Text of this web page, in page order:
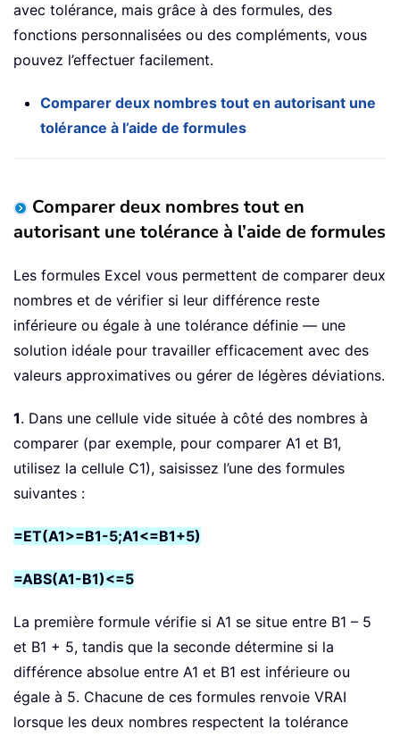
avec tolérance, mais grâce à des formules, des
fonctions personnalisées ou des compléments, vous
pouvez l’effectuer facilement.
Comparer deux nombres tout en autorisant une
tolérance à l’aide de formules
Comparer deux nombres tout en
autorisant une tolérance à l’aide de formules
Les formules Excel vous permettent de comparer deux
nombres et de vérifier si leur différence reste
inférieure ou égale à une tolérance définie — une
solution idéale pour travailler efficacement avec des
valeurs approximatives ou gérer de légères déviations.
1. Dans une cellule vide située à côté des nombres à
comparer (par exemple, pour comparer A1 et B1,
utilisez la cellule C1), saisissez l’une des formules
suivantes :
=ET(A1>=B1-5;A1<=B1+5)
=ABS(A1-B1)<=5
La première formule vérifie si A1 se situe entre B1 – 5
et B1 + 5, tandis que la seconde détermine si la
différence absolue entre A1 et B1 est inférieure ou
égale à 5. Chacune de ces formules renvoie VRAI
lorsque les deux nombres respectent la tolérance